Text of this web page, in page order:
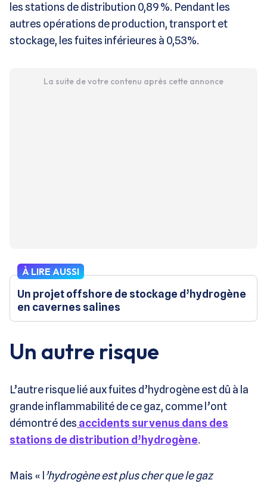
les stations de distribution 0,89 %. Pendant les
autres opérations de production, transport et
stockage, les fuites inférieures à 0,53%.
La suite de votre contenu après cette annonce
À LIRE AUSSI
Un projet offshore de stockage d’hydrogène
en cavernes salines
Un autre risque
L’autre risque lié aux fuites d’hydrogène est dû à la
grande inflammabilité de ce gaz, comme l’ont
démontré des accidents survenus dans des
stations de distribution d’hydrogène.
Mais « l ’hydrogène est plus cher que le gaz